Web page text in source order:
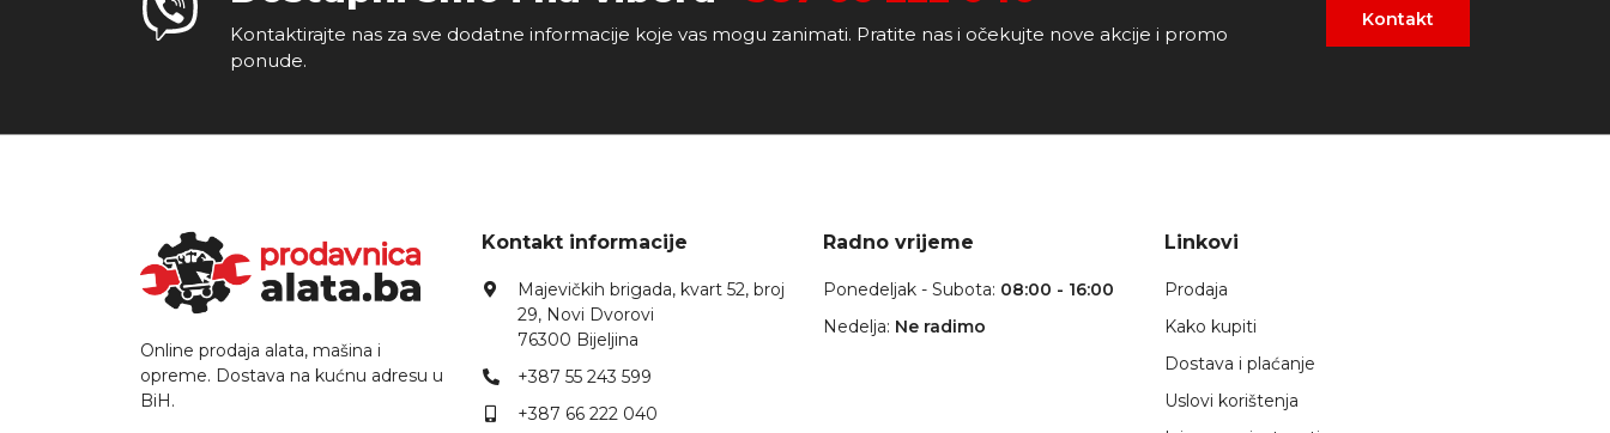
Kontaktirajte nas za sve dodatne informacije koje vas mogu zanimati. Pratite nas i očekujte nove akcije i promo
ponude.
Kontakt
Online prodaja alata, mašina i
opreme. Dostava na kućnu adresu u
BiH.
Kontakt informacije
Majevičkih brigada, kvart 52, broj
29, Novi Dvorovi
76300 Bijeljina
+387 55 243 599
+387 66 222 040
Radno vrijeme
Ponedeljak - Subota: 08:00 - 16:00
Nedelja: Ne radimo
Linkovi
Prodaja
Kako kupiti
Dostava i plaćanje
Uslovi korištenja